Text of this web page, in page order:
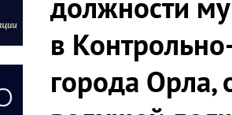
должности
в
города Орла,